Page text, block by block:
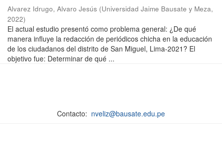
Alvarez Idrugo, Alvaro Jesús (Universidad Jaime Bausate y Meza,
2022)
El actual estudio presentó como problema general: ¿De qué
manera influye la redacción de periódicos chicha en la educación
de los ciudadanos del distrito de San Miguel, Lima-2021? El
objetivo fue: Determinar de qué ...
Contacto: nveliz@bausate.edu.pe